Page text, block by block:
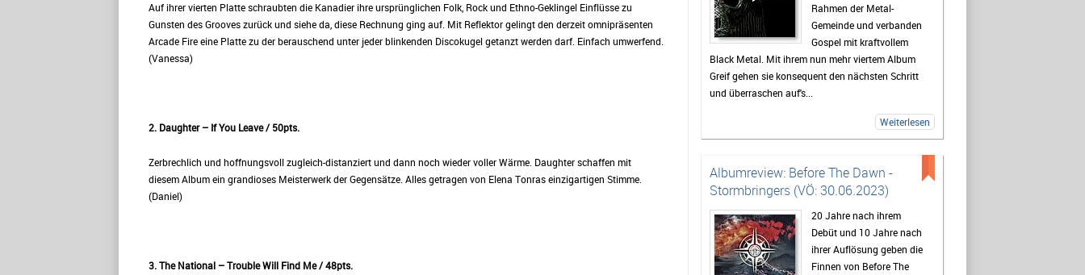
Auf ihrer vierten Platte schraubten die Kanadier ihre ursprünglichen Folk, Rock und Ethno-Geklingel Einflüsse zu
Gunsten des Grooves zurück und siehe da, diese Rechnung ging auf. Mit Reflektor gelingt den derzeit omnipräsenten
Arcade Fire eine Platte zu der berauschend unter jeder blinkenden Discokugel getanzt werden darf. Einfach umwerfend.
(Vanessa)
2. Daughter – If You Leave / 50pts.
Zerbrechlich und hoffnungsvoll zugleich-distanziert und dann noch wieder voller Wärme. Daughter schaffen mit
diesem Album ein grandioses Meisterwerk der Gegensätze. Alles getragen von Elena Tonras einzigartigen Stimme.
(Daniel)
3. The National – Trouble Will Find Me / 48pts.
Rahmen der Metal-
Gemeinde und verbanden
Gospel mit kraftvollem
Black Metal. Mit ihrem nun mehr viertem Album
Greif gehen sie konsequent den nächsten Schritt
und überraschen auf's...
Weiterlesen
Albumreview: Before The Dawn -
Stormbringers (VÖ: 30.06.2023)
20 Jahre nach ihrem
Debüt und 10 Jahre nach
ihrer Auflösung geben die
Finnen von Before The